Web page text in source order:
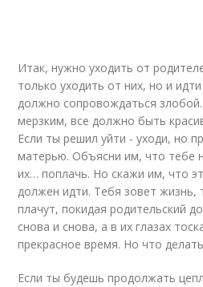
Итак, нужно уходить от
только уходить от них, но и
должно сопровождаться
мерзким, все должно быть
Если ты решил уйти - уходи, но
матерью. Объясни им, что тебе
их… поплачь. Но скажи им, что
должен идти. Тебя зовет жизнь,
плачут, покидая родительский
снова и снова, а в их глазах
прекрасное время. Но что
Если ты будешь продолжать